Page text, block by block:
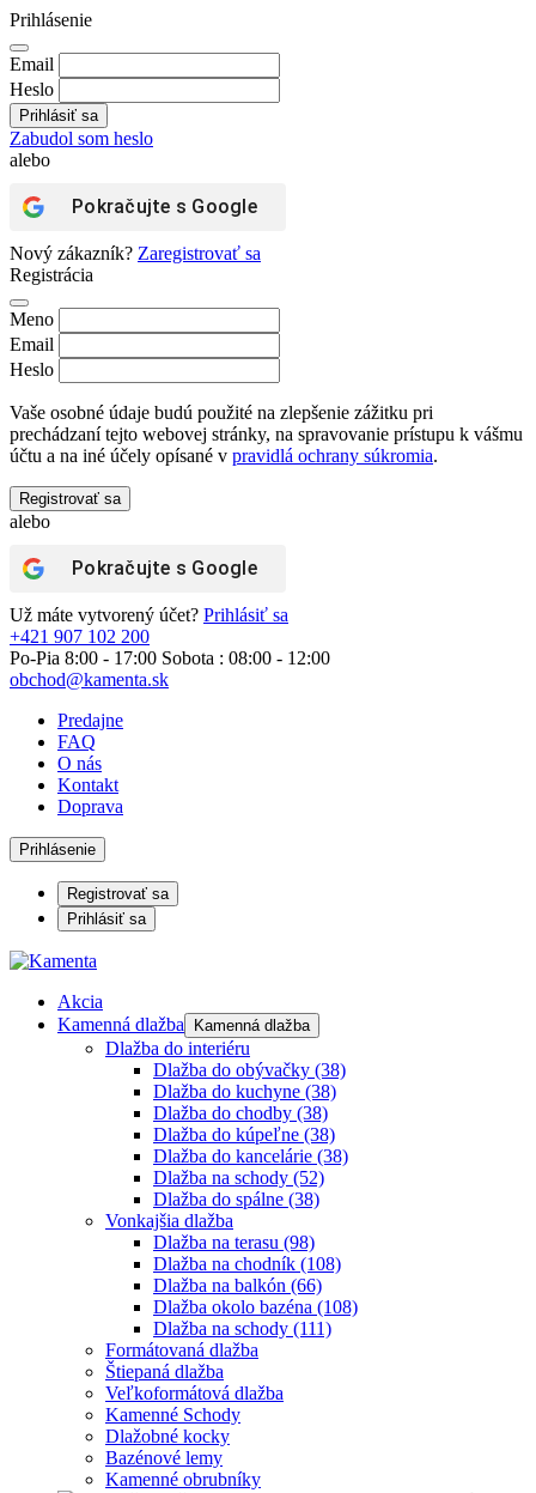
Prihlásenie
Email
Heslo
Zabudol som heslo
alebo
Pokračujte s Google
Nový zákazník? Zaregistrovať sa
Registrácia
Meno
Email
Heslo
Vaše osobné údaje budú použité na zlepšenie zážitku pri
prechádzaní tejto webovej stránky, na spravovanie prístupu k vášmu
účtu a na iné účely opísané v pravidlá ochrany súkromia.
Registrovať sa
alebo
Pokračujte s Google
Už máte vytvorený účet? Prihlásiť sa
+421 907 102 200
Po-Pia 8:00 - 17:00 Sobota : 08:00 - 12:00
obchod@kamenta.sk
Predajne
FAQ
O nás
Kontakt
Doprava
Prihlásenie
Registrovať sa
Prihlásiť sa
Akcia
Kamenná dlažba
Kamenná dlažba
Dlažba do interiéru
Dlažba do obývačky (38)
Dlažba do kuchyne (38)
Dlažba do chodby (38)
Dlažba do kúpeľne (38)
Dlažba do kancelárie (38)
Dlažba na schody (52)
Dlažba do spálne (38)
Vonkajšia dlažba
Dlažba na terasu (98)
Dlažba na chodník (108)
Dlažba na balkón (66)
Dlažba okolo bazéna (108)
Dlažba na schody (111)
Formátovaná dlažba
Štiepaná dlažba
Veľkoformátová dlažba
Kamenné Schody
Dlažobné kocky
Bazénové lemy
Kamenné obrubníky